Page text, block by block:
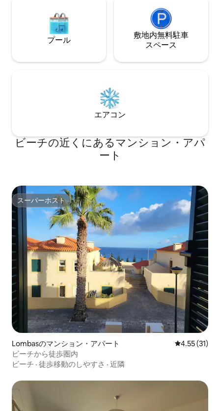
プール
敷地内無料駐⁠車
ス⁠ペ⁠ー⁠ス
エアコン
ビーチの近くにあるマンション・アパ
ート
スーパーホスト
スーパーホスト
Lombasのマンション・アパート レビュー31
4.55 (31)
ビーチから徒歩圏内
ビーチ · 徒歩移動のしやすさ · 近隣